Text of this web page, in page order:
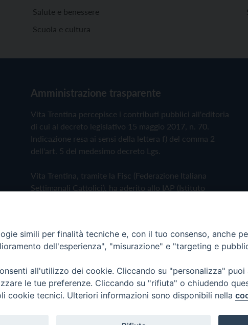
Salute e benessere
Scuola e cultura
Amministrazione trasparente
Vita Trentina percepisce i contributi pubblici all'editoria
di cui al decreto legislativo 15 maggio 2017, n. 70.
Indicazione resa ai sensi della lettera f) del comma 2
dell'art. 5 del medesimo decreto Lgs.
Vita Trentina, tramite la Fisc (Federazione Italiana
Settimanali Cattolici), ha aderito allo IAP (Istituto
Privacy Policy Cookie Policy
Trentina Editrice
simili per finalità tecniche e, con il tuo consenso, anche
dell'esperienza", "misurazione" e "targeting e
all'utilizzo dei cookie. Cliccando su "personalizza"
le tue preferenze. Cliccando su "rifiuta" o chiudendo
cookie tecnici. Ulteriori informazioni sono disponibili nella